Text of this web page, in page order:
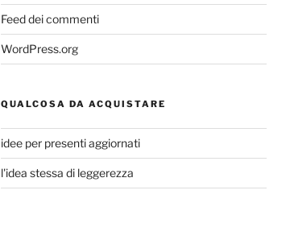
Feed dei commenti
WordPress.org
QUALCOSA DA ACQUISTARE
idee per presenti aggiornati
l'idea stessa di leggerezza